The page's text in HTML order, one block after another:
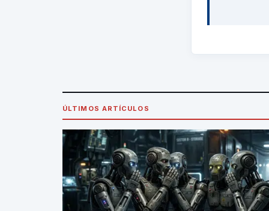
ÚLTIMOS ARTÍCULOS